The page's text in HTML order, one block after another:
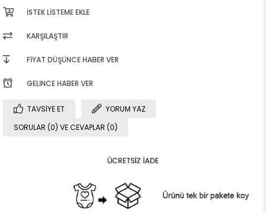
İSTEK LISTEME EKLE
KARŞILAŞTIR
FIYAT DÜŞÜNCE HABER VER
GELINCE HABER VER
TAVSIYE ET
YORUM YAZ
SORULAR (0) VE CEVAPLAR (0)